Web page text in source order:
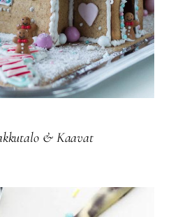
& Kaavat